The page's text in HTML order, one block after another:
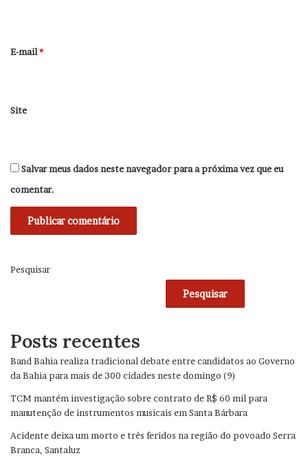
*
E-mail*
Site
Salvar meus dados neste navegador para a próxima vez que eu
comentar.
Pesquisar
Pesquisar
Posts recentes
Band Bahia realiza tradicional debate entre candidatos ao Governo
da Bahia para mais de 300 cidades neste domingo (9)
TCM mantém investigação sobre contrato de R$ 60 mil para
manutenção de instrumentos musicais em Santa Bárbara
Acidente deixa um morto e três feridos na região do povoado Serra
Branca, Santaluz